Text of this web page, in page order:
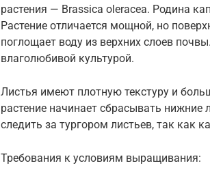
растения — Brassica oleracea. Родина
Растение отличается мощной, но
поглощает воду из верхних слоев
влаголюбивой культурой.
Листья имеют плотную текстуру и
растение начинает сбрасывать
следить за тургором листьев, так как
Требования к условиям выращивания: